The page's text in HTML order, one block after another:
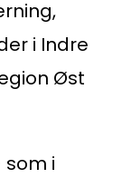
i Indre
Øst
som i